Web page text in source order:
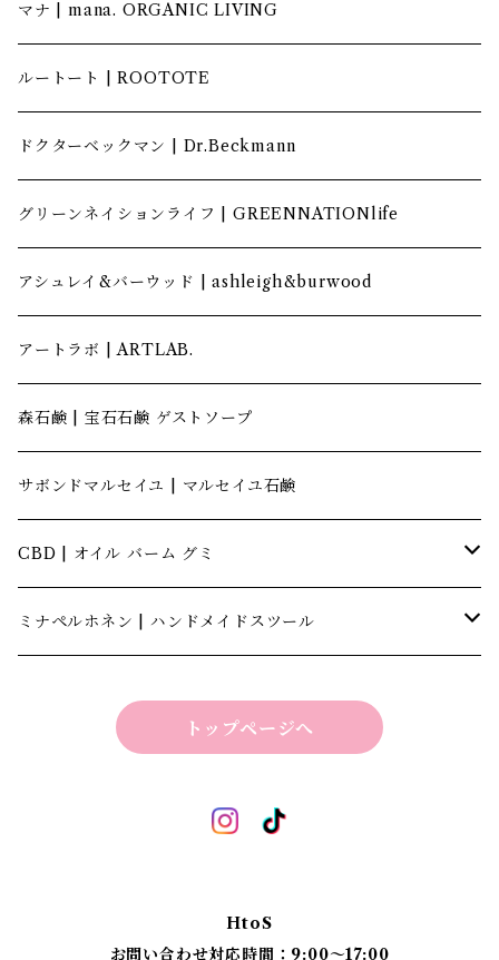
マナ | mana. ORGANIC LIVING
ルートート | ROOTOTE
ドクターベックマン | Dr.Beckmann
グリーンネイションライフ | GREENNATIONlife
アシュレイ&バーウッド | ashleigh&burwood
アートラボ | ARTLAB.
森石鹸 | 宝石石鹸 ゲストソープ
サボンドマルセイユ | マルセイユ石鹸
CBD | オイル バーム グミ
キャナテック | CannaTech
ミナペルホネン | ハンドメイドスツール
折り畳みスツール
丸脚四角スツール
トップページへ
HtoS
お問い合わせ対応時間：9:00〜17:00